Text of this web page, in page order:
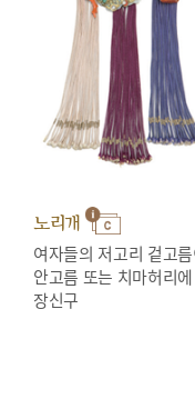
노리개
여자들의 저고리 겉고
안고름 또는 치마허리
장신구